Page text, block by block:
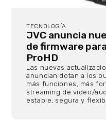
TECNOLOGÍA
JVC anuncia
de firmware
ProHD
Las nuevas
anuncian dotan a los
más funciones, más
streaming de video/
estable, segura y